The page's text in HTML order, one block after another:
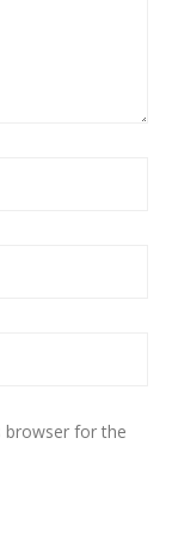
browser for the